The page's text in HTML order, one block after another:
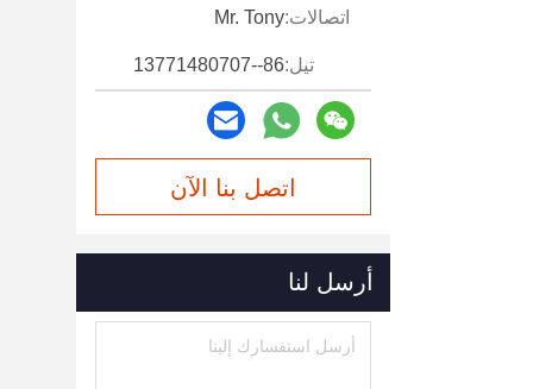
اتصالات:Mr. Tony
تيل:86--13771480707
اتصل بنا الآن
أرسل لنا